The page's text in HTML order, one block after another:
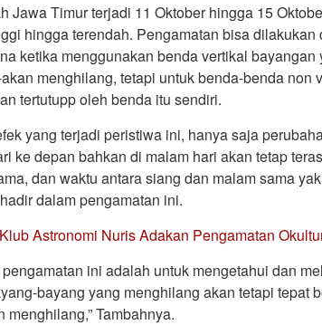
Jawa Timur terjadi 11 Oktober hingga 15
hingga terendah. Pengamatan bisa
ketika menggunakan benda vertikal
menghilang, tetapi untuk benda-benda non
tertutupp oleh benda itu sendiri.
yang terjadi peristiwa ini, hanya saja
ke depan bahkan di malam hari akan tetap
dan waktu antara siang dan malam sama
dalam pengamatan ini.
Klub Astronomi Nuris Adakan Pengamatan
pengamatan ini adalah untuk mengetahui dan
bayang yang menghilang akan tetapi tepat
menghilang,” Tambahnya.